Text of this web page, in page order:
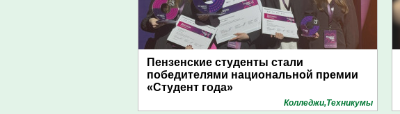
Пензенские студенты стали
победителями национальной премии
«Студент года»
Колледжи,Техникумы